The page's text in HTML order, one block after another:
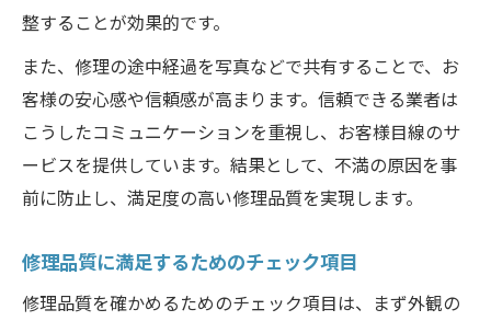
整することが効果的です。
また、修理の途中経過を写真などで共有することで、お
客様の安心感や信頼感が高まります。信頼できる業者は
こうしたコミュニケーションを重視し、お客様目線のサ
ービスを提供しています。結果として、不満の原因を事
前に防止し、満足度の高い修理品質を実現します。
修理品質に満足するためのチェック項目
修理品質を確かめるためのチェック項目は、まず外観の